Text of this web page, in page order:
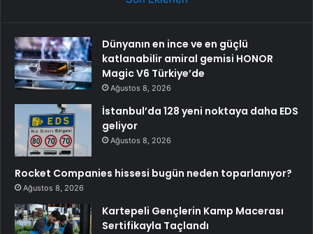
Dünyanın en ince ve en güçlü
katlanabilir amiral gemisi HONOR
Magic V6 Türkiye’de
Ağustos 8, 2026
İstanbul’da 128 yeni noktaya daha EDS
geliyor
Ağustos 8, 2026
Rocket Companies hissesi bugün neden toparlanıyor?
Ağustos 8, 2026
Kartepeli Gençlerin Kamp Macerası
Sertifikayla Taçlandı